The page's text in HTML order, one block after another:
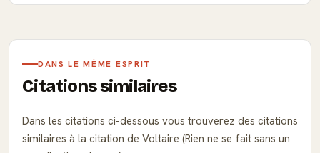
DANS LE MÊME ESPRIT
Citations similaires
Dans les citations ci-dessous vous trouverez des citations
similaires à la citation de Voltaire (Rien ne se fait sans un